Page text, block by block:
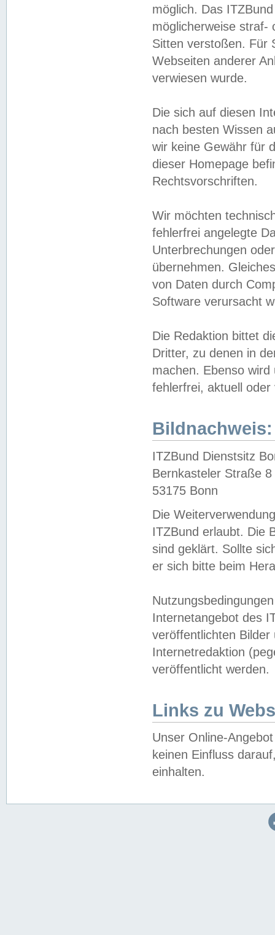
möglich. Das
möglicherweise straf-
Sitten verstoßen. Für
Webseiten anderer
verwiesen wurde.
Die sich auf diesen
nach besten Wissen
wir keine Gewähr für
dieser Homepage
Rechtsvorschriften.
Wir möchten
fehlerfrei angelegte
Unterbrechungen
übernehmen.
von Daten durch
Software verursacht
Die Redaktion bittet
Dritter, zu denen in
machen. Ebenso
fehlerfrei, aktuell oder
Bildnachweis:
ITZBund Dienstsitz
Bernkasteler Straße 8
53175 Bonn
Die
ITZBund erlaubt. Die
sind geklärt. Sollte
er sich bitte beim
Internetangebot des
veröffentlichten
Internetredaktion
veröffentlicht werden.
Links zu
Unser Online-
keinen Einfluss
einhalten.